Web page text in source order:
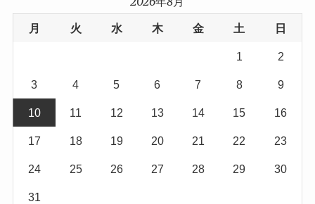
月
火 水 木 金 土 日
1 2
3 4 5 6 7 8 9
10 11 12 13 14 15 16
17 18 19 20 21 22 23
24 25 26 27 28 29 30
31